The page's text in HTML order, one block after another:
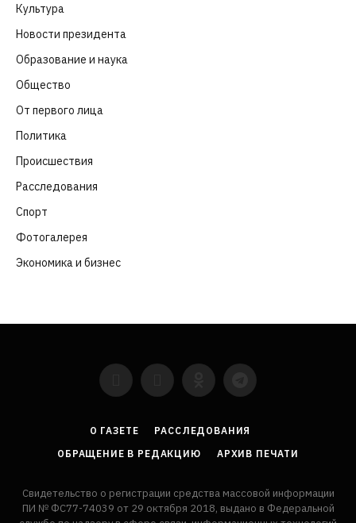
Культура
Новости президента
Образование и наука
Общество
От первого лица
Политика
Происшествия
Расследования
Спорт
Фотогалерея
Экономика и бизнес
YouTubeVKontakte
LinkedInFlickr
О ГАЗЕТЕ
РАССЛЕДОВАНИЯ
ОБРАЩЕНИЕ В РЕДАКЦИЮ
АРХИВ ПЕЧАТИ
Свидетельство о регистрации средства массовой информации
ПИ № ФС77-74039 от 29 октября 2018, выдано в Федеральной